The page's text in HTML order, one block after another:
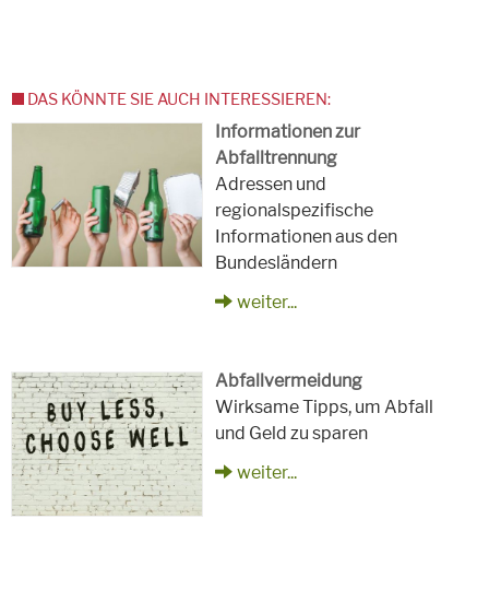
DAS KÖNNTE SIE AUCH INTERESSIEREN:
Informationen zur
Abfalltrennung
Adressen und
regionalspezifische
Informationen aus den
Bundesländern
weiter...
Abfallvermeidung
Wirksame Tipps, um Abfall
und Geld zu sparen
weiter...